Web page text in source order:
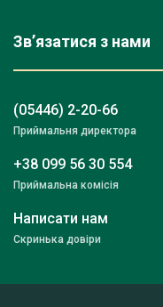
Зв’язатися з нами
(05446) 2-20-66
Приймальня директора
+38 099 56 30 554
Приймальна комісія
Написати нам
Скринька довіри